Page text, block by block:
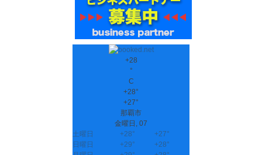
+28
°
C
+28°
+27°
那覇市
金曜日, 07
土曜日
+28° +27°
日曜日
+29° +28°